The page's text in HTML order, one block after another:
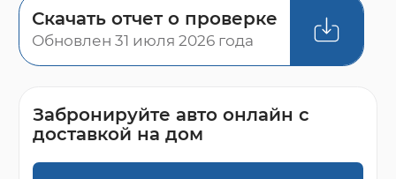
Скачать отчет о проверке
Обновлен 31 июля 2026 года
Забронируйте авто онлайн с
доставкой на дом